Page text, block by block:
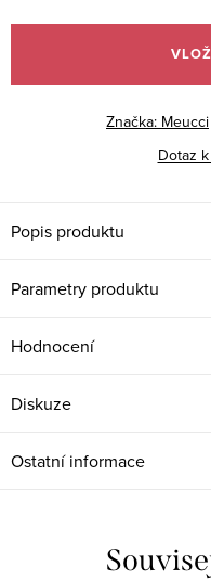
cena:
Značka: Meucci
Dotaz
Popis produktu
Parametry produktu
Hodnocení
Diskuze
Ostatní informace